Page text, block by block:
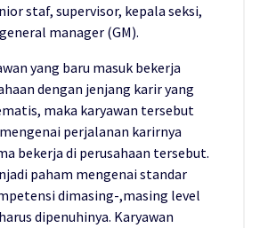
staf, supervisor, kepala seksi,
manager (GM).
yang baru masuk bekerja
dengan jenjang karir yang
maka karyawan tersebut
perjalanan karirnya
bekerja di perusahaan tersebut.
paham mengenai standar
dimasing-,masing level
dipenuhinya. Karyawan